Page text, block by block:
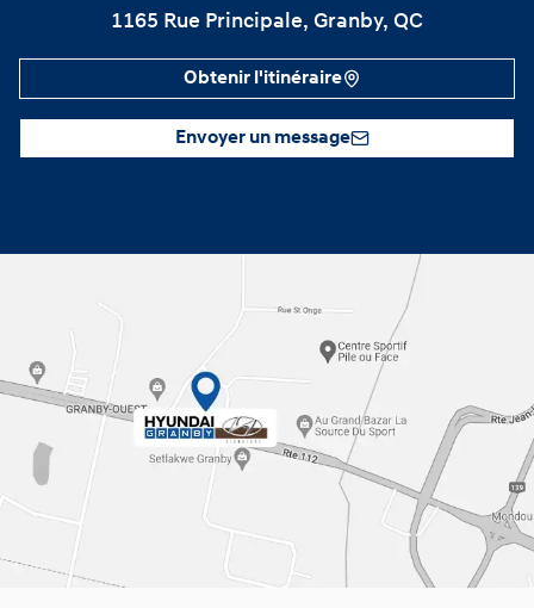
1165 Rue Principale, Granby, QC
Obtenir l'itinéraire
Envoyer un message